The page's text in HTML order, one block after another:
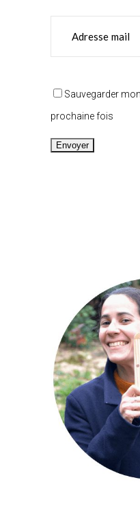
Sauvegarder
prochaine fois